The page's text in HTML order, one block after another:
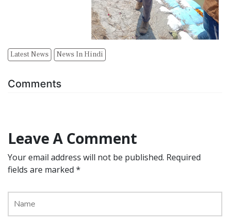
Latest News News In Hindi
Comments
Leave A Comment
Your email address will not be published. Required
fields are marked *